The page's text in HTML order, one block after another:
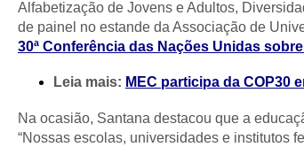
Alfabetização de Jovens e Adultos,
de painel no estande da Associação de
30ª Conferência das Nações Unidas
Leia mais: MEC participa da COP30
Na ocasião, Santana destacou que a
“Nossas escolas, universidades e institutos